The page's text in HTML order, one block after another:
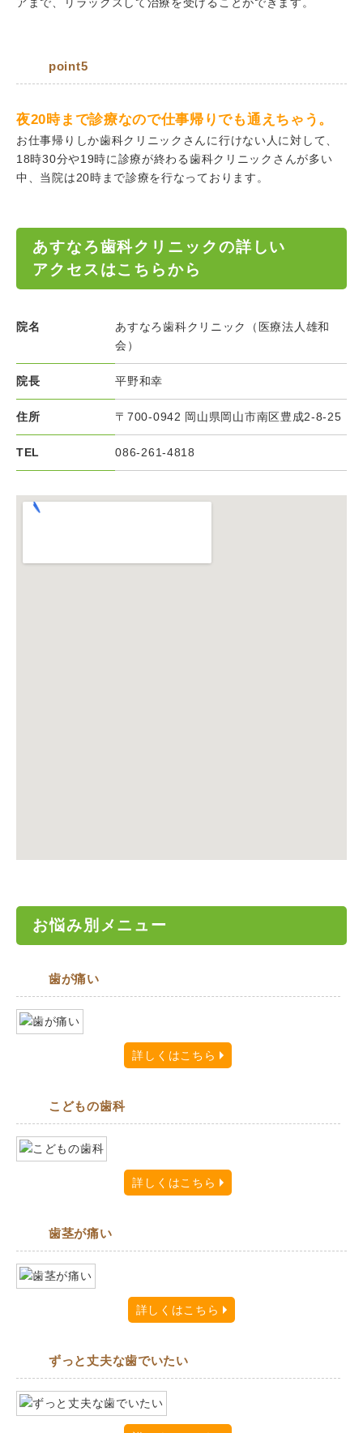
point5
夜20時まで診療なので仕事帰りでも通えちゃう。
お仕事帰りしか歯科クリニックさんに行けない人に対して、
18時30分や19時に診療が終わる歯科クリニックさんが多い
中、当院は20時まで診療を行なっております。
あすなろ歯科クリニックの詳しい
アクセスはこちらから
院名
あすなろ歯科クリニック（医療法人雄和
会）
院長 平野和幸
住所 〒700-0942 岡山県岡山市南区豊成2-8-25
TEL 086-261-4818
お悩み別メニュー
歯が痛い
詳しくはこちら
こどもの歯科
詳しくはこちら
歯茎が痛い
詳しくはこちら
ずっと丈夫な歯でいたい